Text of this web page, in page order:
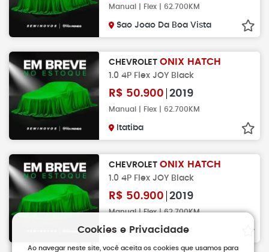
Manual | Flex | 62.700KM
Sao Joao Da Boa Vista
CHEVROLET ONIX HATCH
1.0 4P Flex JOY Black
R$ 50.900 2019
Manual | Flex | 62.700KM
Itatiba
CHEVROLET ONIX HATCH
1.0 4P Flex JOY Black
R$ 50.900 2019
Manual | Flex | 62.700KM
Poços De Caldas
Cookies e Privacidade
Ao navegar neste site, você aceita os cookies que usamos para